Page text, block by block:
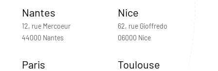
Nantes
12, rue Mercoeur
44000 Nantes
Nice
62, rue Gioffredo
06000 Nice
Paris Toulouse